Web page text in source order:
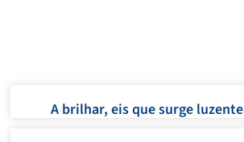
A brilhar, eis que surge luzente